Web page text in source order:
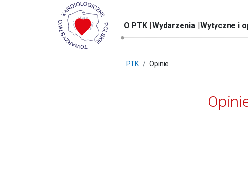
O PTK Wydarzenia Wytyczne i
PTK Opinie